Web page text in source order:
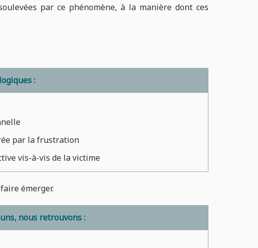
par ce phénomène, à la manière dont ces
:
par la frustration
vis-à-vis de la victime
émerger.
nous retrouvons :